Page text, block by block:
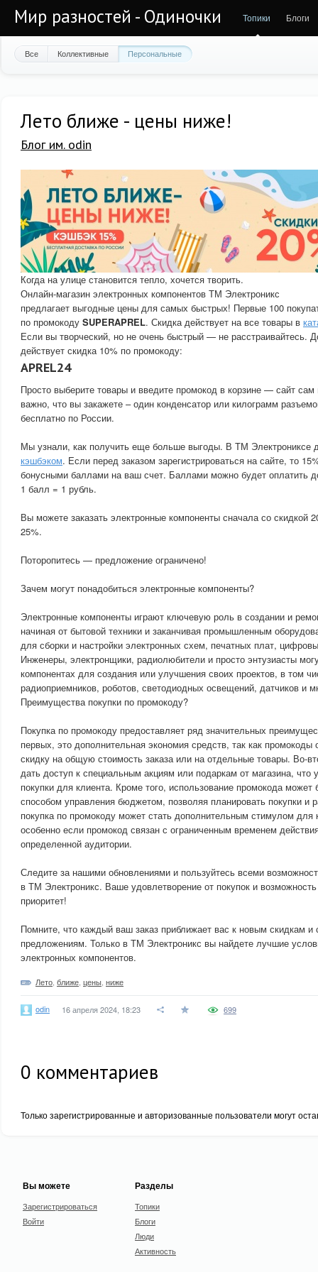
Мир разностей - Одиночки Топики Блоги
Все Коллективные Персональные
Лето ближе - цены ниже!
Блог им. odin
Когда на улице становится тепло, хочется творить.
Онлайн-магазин электронных компонентов ТМ Электроникс
предлагает выгодные цены для самых быстрых! Первые 100
по промокоду SUPERAPREL. Скидка действует на все товары в
Если вы творческий, но не очень быстрый — не расстраивайтесь.
действует скидка 10% по промокоду:
APREL24
Просто выберите товары и введите промокод в корзине — сайт сам
важно, что вы закажете – один конденсатор или килограмм
бесплатно по России.
Мы узнали, как получить еще больше выгоды. В ТМ Электрониксе
кэшбэком. Если перед заказом зарегистрироваться на сайте, то
бонусными баллами на ваш счет. Баллами можно будет оплатить
1 балл = 1 рубль.
Вы можете заказать электронные компоненты сначала со скидкой
25%.
Поторопитесь — предложение ограничено!
Зачем могут понадобиться электронные компоненты?
Электронные компоненты играют ключевую роль в создании и
начиная от бытовой техники и заканчивая промышленным
для сборки и настройки электронных схем, печатных плат,
Инженеры, электронщики, радиолюбители и просто энтузиасты
компонентах для создания или улучшения своих проектов, в том
радиоприемников, роботов, светодиодных освещений, датчиков и
Преимущества покупки по промокоду?
Покупка по промокоду предоставляет ряд значительных
первых, это дополнительная экономия средств, так как
скидку на общую стоимость заказа или на отдельные товары. Во-
дать доступ к специальным акциям или подаркам от магазина, что
покупки для клиента. Кроме того, использование промокода
способом управления бюджетом, позволяя планировать покупки и
покупка по промокоду может стать дополнительным стимулом для
особенно если промокод связан с ограниченным временем
определенной аудитории.
Следите за нашими обновлениями и пользуйтесь всеми
в ТМ Электроникс. Ваше удовлетворение от покупок и
приоритет!
Помните, что каждый ваш заказ приближает вас к новым скидкам и
предложениям. Только в ТМ Электроникс вы найдете лучшие
электронных компонентов.
Лето ближе цены ниже
odin 16 апреля 2024, 18:23 699
0 комментариев
Только зарегистрированные и авторизованные пользователи могут
Вы можете
Зарегистрироваться
Войти
Разделы
Топики
Блоги
Люди
Активность